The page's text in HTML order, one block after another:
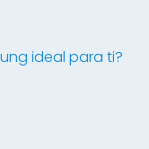
ideal para ti?